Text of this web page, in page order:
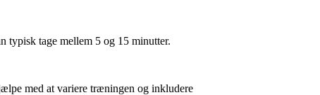
typisk tage mellem 5 og 15 minutter.
med at variere træningen og inkludere